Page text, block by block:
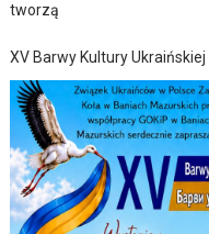
tworzą
XV Barwy Kultury